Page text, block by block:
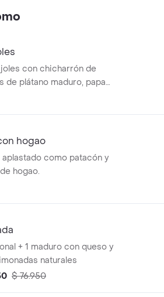
con chicharrón de
de plátano maduro, papa
hogao
aplastado como patacón y
hogao.
+ 1 maduro con queso y
naturales
$ 76.950